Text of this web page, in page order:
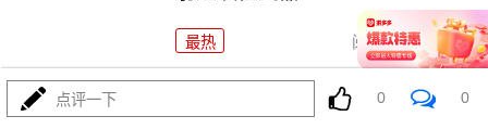
最热 阅读 11282
海锁波斯还不够，特朗普又生毒
点评一下 0 0